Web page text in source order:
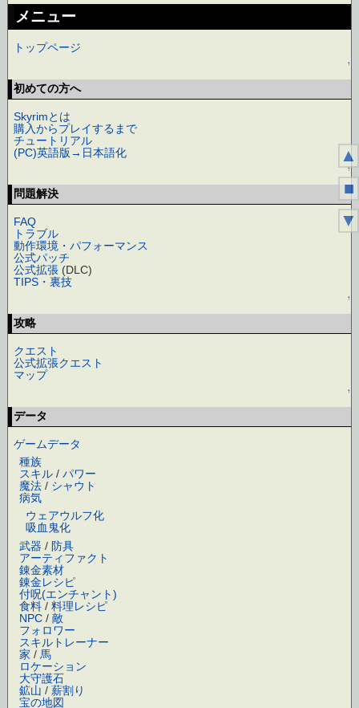
メニュー
トップページ
↑
初めての方へ
Skyrimとは
購入からプレイするまで
チュートリアル
(PC)英語版→日本語化
↑
問題解決
FAQ
トラブル
動作環境・パフォーマンス
公式パッチ
公式拡張 (DLC)
TIPS・裏技
↑
攻略
クエスト
公式拡張クエスト
マップ
↑
データ
ゲームデータ
種族
スキル /パワー
魔法 / シャウト
病気
ウェアウルフ化
吸血鬼化
武器 /防具
アーティファクト
錬金素材
錬金レシピ
付呪(エンチャント)
食料 /料理レシピ
NPC /敵
フォロワー
スキルトレーナー
家 / 馬
ロケーション
大守護石
鉱山 /薪割り
宝の地図
▲
■
▼